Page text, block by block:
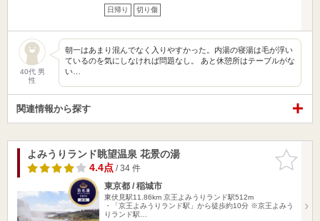
日帰り 切り傷
40代 男
性
朝一はあまり混んでなく入りやすかった。内湯の寝湯は毛が浮い
ているのを気にしなければ問題なし。 あと休憩所はテーブルがな
い…
関連情報から探す
お気に入
りに追加
よみうりランド眺望温泉 花景の湯
4.4点/ 34 件
東京都 / 稲城市
東伏見駅11.86km 京王よみうりランド駅512m
・「京王よみうりランド駅」から徒歩約10分 ※京王よみう
りランド駅…